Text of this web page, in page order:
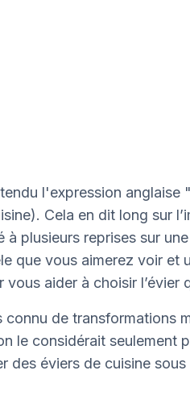
l'expression anglaise
Cela en dit long sur
à plusieurs reprises sur
que vous aimerez voir et
aider à choisir l’évier
connu de transformations
le considérait seulement
des éviers de cuisine